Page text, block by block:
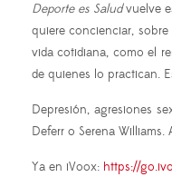
Deporte es Saludvuelve
quiere concienciar,
vida cotidiana, como el
de quienes lo practican.
Depresión, agresiones
Deferr o Serena
Ya en iVoox: https://